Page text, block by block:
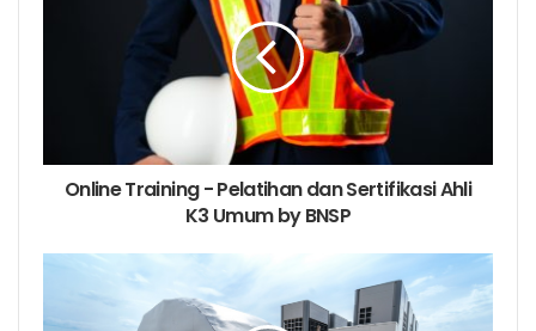
Pelatihan ini dirancang untuk memenuhi peraturan
perundangan yang telah disyaratkan, bahwa
sebagaimana pelaksana ketentuan pasal 1 ayat (6)
dan pasal 5 ayat (2) Undang-undang No.1 Tahun 1970
tentang keselamatan kerja, perlu adanya keberadaan
seorang ahli keselamatan dan kesehatan kerja di
tempat kerja.
MANFAAT PELATIHAN
Sertifikasi Ahli K3 Umum
Online Training - Pelatihan dan Sertifikasi Ahli
K3 Umum by BNSP